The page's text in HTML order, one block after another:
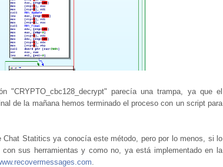
"CRYPTO_cbc128_decrypt" parecía una trampa, ya que el
de la mañana hemos terminado el proceso con un script para
Chat Statitics ya conocía este método, pero por lo menos, si lo
sus herramientas y como no, ya está implementado en la